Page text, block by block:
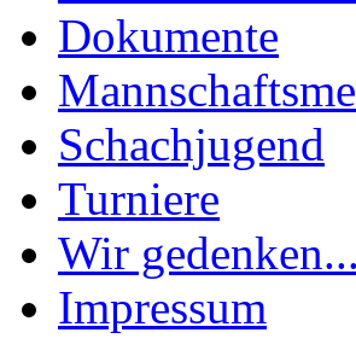
Dokumente
Schachjugend
Turniere
Wir gedenken...
Impressum